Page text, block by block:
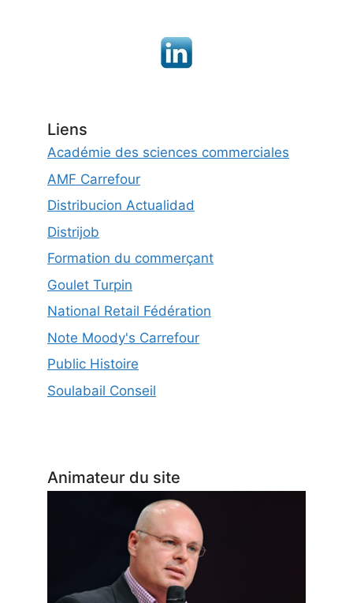
Liens
Académie des sciences commerciales
AMF Carrefour
Distribucion Actualidad
Distrijob
Formation du commerçant
Goulet Turpin
National Retail Fédération
Note Moody's Carrefour
Public Histoire
Soulabail Conseil
Animateur du site